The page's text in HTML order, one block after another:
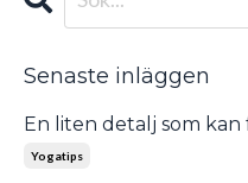
Senaste inläggen
En liten detalj som kan
Yogatips